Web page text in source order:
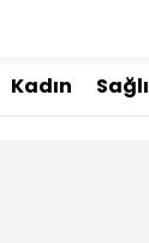
Kadın